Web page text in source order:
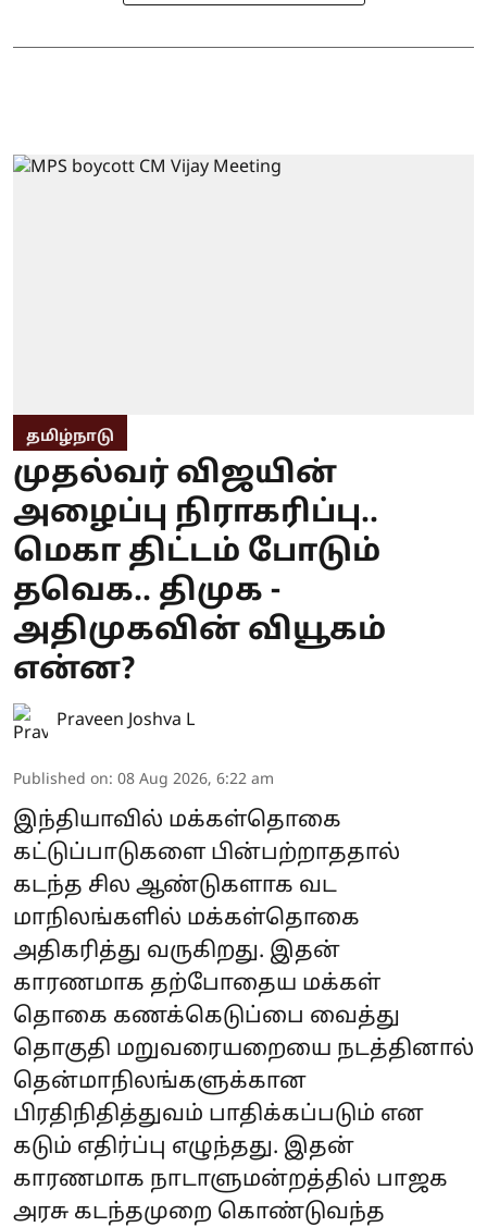
தமிழ்நாடு
முதல்வர் விஜயின்
அழைப்பு நிராகரிப்பு..
மெகா திட்டம் போடும்
தவெக.. திமுக -
அதிமுகவின் வியூகம்
என்ன?
Praveen Joshva L
Published on: 08 Aug 2026, 6:22 am
இந்தியாவில் மக்கள்தொகை
கட்டுப்பாடுகளை பின்பற்றாததால்
கடந்த சில ஆண்டுகளாக வட
மாநிலங்களில் மக்கள்தொகை
அதிகரித்து வருகிறது. இதன்
காரணமாக தற்போதைய மக்கள்
தொகை கணக்கெடுப்பை வைத்து
தொகுதி மறுவரையறையை நடத்தினால்
தென்மாநிலங்களுக்கான
பிரதிநிதித்துவம் பாதிக்கப்படும் என
கடும் எதிர்ப்பு எழுந்தது. இதன்
காரணமாக நாடாளுமன்றத்தில் பாஜக
அரசு கடந்தமுறை கொண்டுவந்த